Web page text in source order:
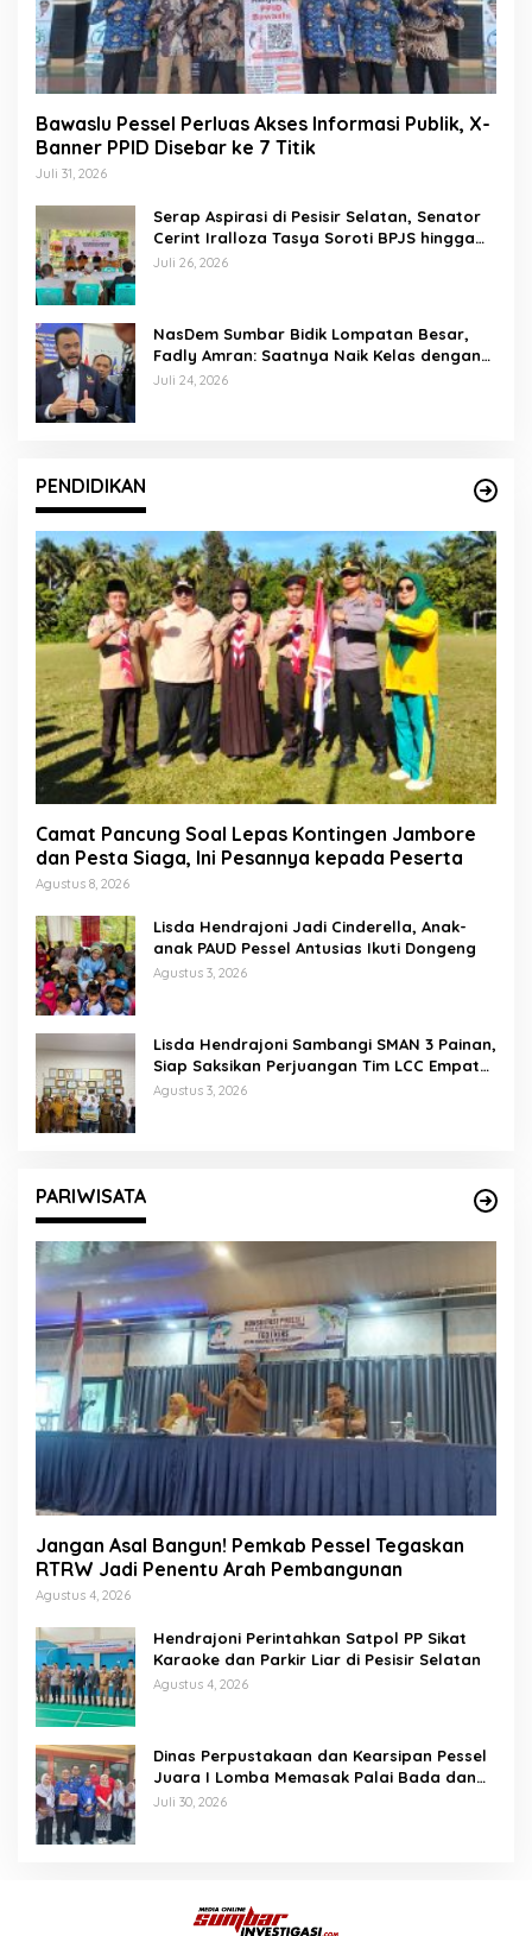
Bawaslu Pessel Perluas Akses Informasi Publik, X-
Banner PPID Disebar ke 7 Titik
Juli 31, 2026
Serap Aspirasi di Pesisir Selatan, Senator
Cerint Iralloza Tasya Soroti BPJS hingga
Kurikulum Merdeka
Juli 26, 2026
NasDem Sumbar Bidik Lompatan Besar,
Fadly Amran: Saatnya Naik Kelas dengan
Kader Berkualitas
Juli 24, 2026
PENDIDIKAN
Camat Pancung Soal Lepas Kontingen Jambore
dan Pesta Siaga, Ini Pesannya kepada Peserta
Agustus 8, 2026
Lisda Hendrajoni Jadi Cinderella, Anak-
anak PAUD Pessel Antusias Ikuti Dongeng
Agustus 3, 2026
Lisda Hendrajoni Sambangi SMAN 3 Painan,
Siap Saksikan Perjuangan Tim LCC Empat
Pilar di Jakarta
Agustus 3, 2026
PARIWISATA
Jangan Asal Bangun! Pemkab Pessel Tegaskan
RTRW Jadi Penentu Arah Pembangunan
Agustus 4, 2026
Hendrajoni Perintahkan Satpol PP Sikat
Karaoke dan Parkir Liar di Pesisir Selatan
Agustus 4, 2026
Dinas Perpustakaan dan Kearsipan Pessel
Juara I Lomba Memasak Palai Bada dan
Lamang Golek
Juli 30, 2026